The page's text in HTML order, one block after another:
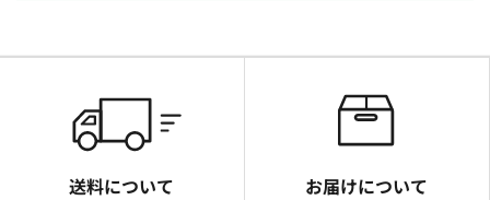
送料について お届けについて